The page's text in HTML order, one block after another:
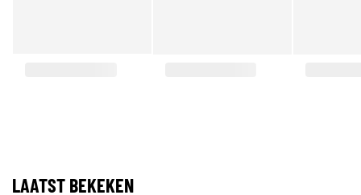
LAATST BEKEKEN